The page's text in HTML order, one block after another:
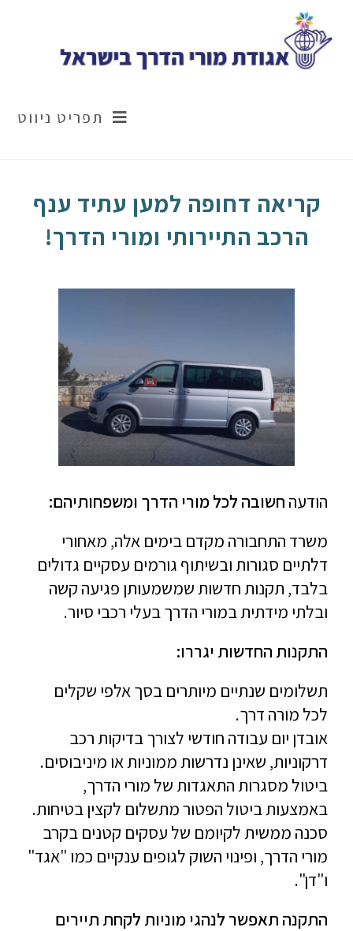
תפריט ניווט
קריאה דחופה למען עתיד ענף
הרכב התיירותי ומורי הדרך!
הודעה חשובה לכל מורי הדרך ומשפחותיהם:
משרד התחבורה מקדם בימים אלה, מאחורי
דלתיים סגורות ובשיתוף גורמים עסקיים גדולים
בלבד, תקנות חדשות שמשמעותן פגיעה קשה
ובלתי מידתית במורי הדרך בעלי רכבי סיור.
התקנות החדשות יגררו:
תשלומים שנתיים מיותרים בסך אלפי שקלים
לכל מורה דרך.
אובדן יום עבודה חודשי לצורך בדיקות רכב
דרקוניות, שאינן נדרשות ממוניות או מיניבוסים.
ביטול מסגרות התאגדות של מורי הדרך,
באמצעות ביטול הפטור מתשלום לקצין בטיחות.
סכנה ממשית לקיומם של עסקים קטנים בקרב
מורי הדרך, ופינוי השוק לגופים ענקיים כמו "אגד"
ו"דן".
התקנה תאפשר לנהגי מוניות לקחת תיירים